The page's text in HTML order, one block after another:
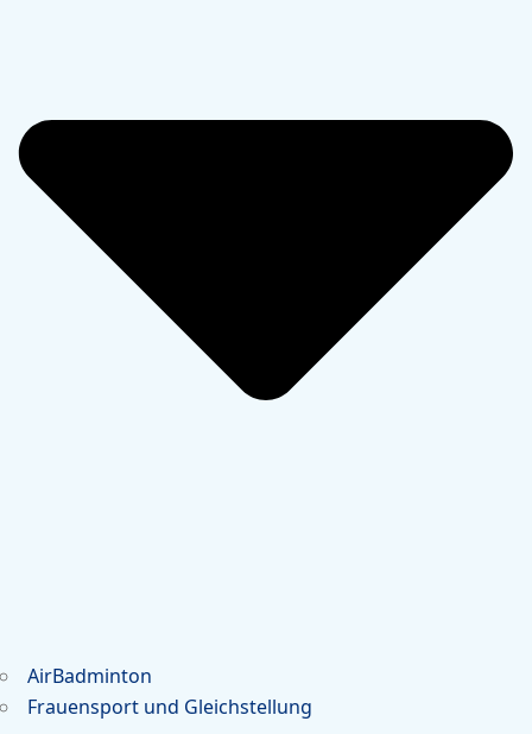
AirBadminton
Frauensport und Gleichstellung